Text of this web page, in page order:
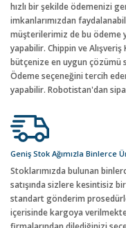
hızlı bir şekilde ödemenizi
imkanlarımızdan
müşterilerimiz de bu ödeme
yapabilir. Chippin ve
bütçenize en uygun çözümü
Ödeme seçeneğini tercih
yapabilir. Robotistan'dan
Geniş Stok Ağımızla Binlerce
Stoklarımızda bulunan
satışında sizlere kesintisiz
standart gönderim
içerisinde kargoya